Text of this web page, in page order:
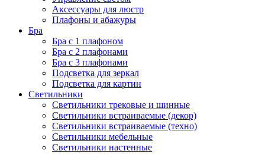
Аксессуары для люстр
Плафоны и абажуры
Бра
Бра с 1 плафоном
Бра с 2 плафонами
Бра с 3 плафонами
Подсветка для зеркал
Подсветка для картин
Светильники
Светильники трековые и шинные
Светильники встраиваемые (декор)
Светильники встраиваемые (техно)
Светильники мебельные
Светильники настенные